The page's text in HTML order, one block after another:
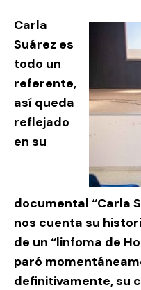
Carla
Suárez es
todo un
referente,
así queda
reflejado
en su
documental “Carla
nos cuenta su
de un “linfoma de
paró
definitivamente, su